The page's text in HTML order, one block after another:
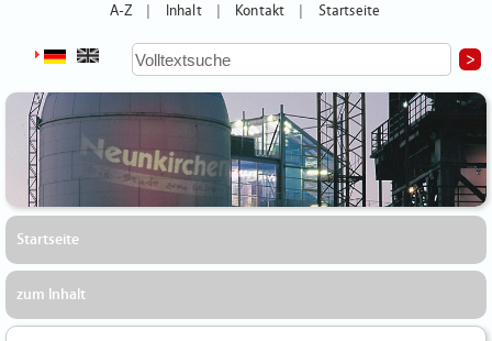
A-Z Inhalt Kontakt Startseite
Startseite
zum Inhalt